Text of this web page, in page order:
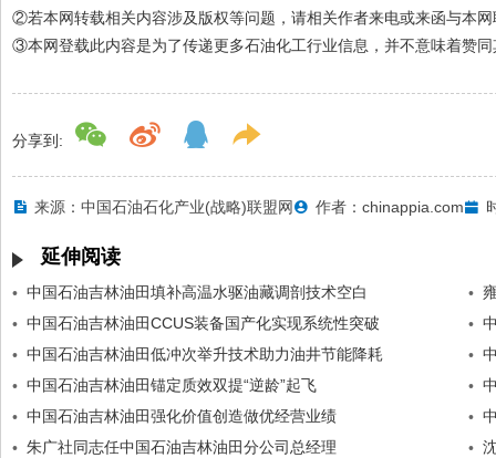
②若本网转载相关内容涉及版权等问题，请相关作者来电或来函与本
③本网登载此内容是为了传递更多石油化工行业信息，并不意味着赞
分享到:
来源：中国石油石化产业(战略)联盟网 作者：chinappia.com
延伸阅读
• 中国石油吉林油田填补高温水驱油藏调剖技术空白 •
• 中国石油吉林油田CCUS装备国产化实现系统性突破
•
• 中国石油吉林油田低冲次举升技术助力油井节能降耗 •
• 中国石油吉林油田锚定质效双提“逆龄”起飞 •
• 中国石油吉林油田强化价值创造做优经营业绩 •
• 朱广社同志任中国石油吉林油田分公司总经理 •